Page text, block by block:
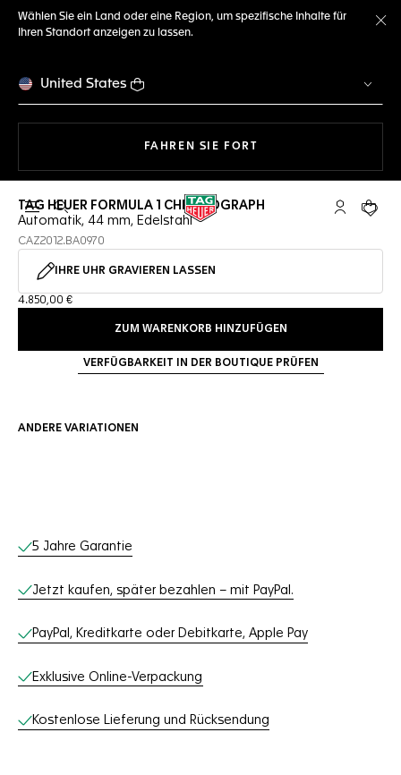
Wählen Sie ein Land oder eine Region, um spezifische Inhalte für
Ihren Standort anzeigen zu lassen.
United States
FAHREN SIE FORTMIT DER NAVIGATION
Suche öffnen My TAG
Ihr
TAG HEUER FORMULA 1 CHRONOGRAPH
Automatik, 44 mm, Edelstahl
CAZ2012.BA0970
IHRE UHR GRAVIEREN LASSEN
4.850,00 €
ZUM WARENKORB HINZUFÜGEN
VERFÜGBARKEIT IN DER BOUTIQUE PRÜFEN
ANDERE VARIATIONEN
Online-Services
5 Jahre Garantie
Jetzt kaufen, später bezahlen – mit PayPal.
PayPal, Kreditkarte oder Debitkarte, Apple Pay
Exklusive Online-Verpackung
Kostenlose Lieferung und Rücksendung